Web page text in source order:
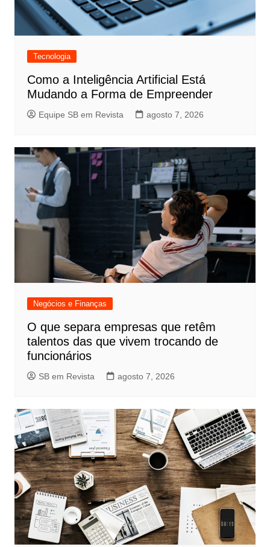
Tecnologia
Como a Inteligência Artificial Está
Mudando a Forma de Empreender
Equipe SB em Revista agosto 7, 2026
Negócios e Finanças
O que separa empresas que retêm
talentos das que vivem trocando de
funcionários
SB em Revista agosto 7, 2026